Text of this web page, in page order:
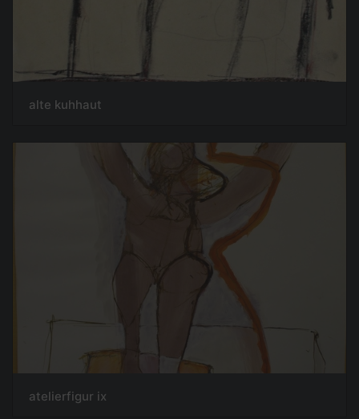
alte kuhhaut
atelierfigur ix